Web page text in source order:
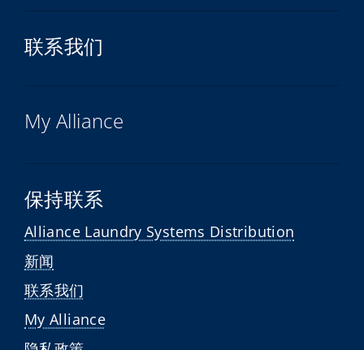
联系我们
My Alliance
保持联系
Alliance Laundry Systems Distribution
新闻
联系我们
My Alliance